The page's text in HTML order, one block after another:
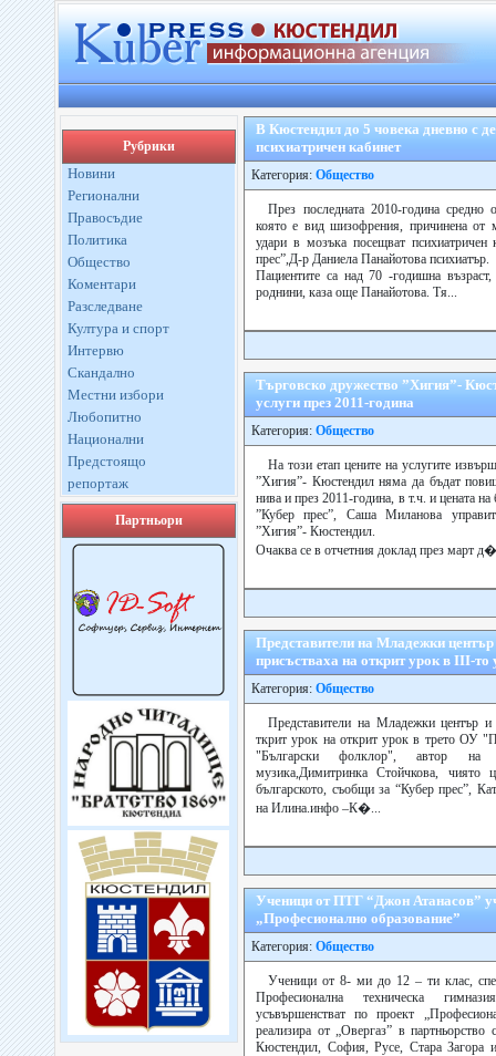
Рубрики
Новини
Регионални
Правосъдие
Политика
Общество
Коментари
Разследване
Култура и спорт
Интервю
Скандално
Местни избори
Любопитно
Национални
Предстоящо
репортаж
Партньори
В Кюстендил до 5 човека дневно с
психиатричен кабинет
Категория: Общество
През последната 2010-година
която е вид шизофрения, причинена от
удари в мозъка посещват психиатричен
прес”,Д-р Даниела Панайотова психиатър.
Пациентите са над 70 -годишна
роднини, каза още Панайотова. Тя...
Търговско дружество ”Хигия”-
услуги през 2011-година
Категория: Общество
На този етап цените на услугите
”Хигия”- Кюстендил няма да бъдат
нива и през 2011-година, в т.ч. и цената
”Кубер прес”, Саша Миланова
”Хигия”- Кюстендил.
Очаква се в отчетния доклад през март
Представители на Младежки
присъстваха на открит урок в ІІІ-
Категория: Общество
Представители на Младежки център
ткрит урок на открит урок в трето ОУ
"Български фолклор", автор на
музика,Димитринка Стойчкова, чиято
българското, съобщи за “Кубер прес”,
на Илина.инфо –К�...
Ученици от ПТГ “Джон Атанасов”
„Професионално образование”
Категория: Общество
Ученици от 8- ми до 12 – ти клас,
Професионална техническа
усъвършенстват по проект
реализира от „Овергаз” в
Кюстендил, София, Русе, Стара